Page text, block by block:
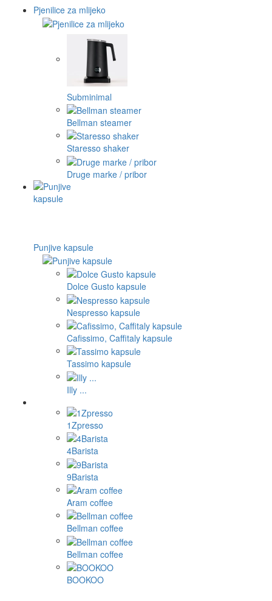
Pjenilice za mlijeko
Subminimal
Bellman steamer
Staresso shaker
Druge marke / pribor
Punjive kapsule
Dolce Gusto kapsule
Nespresso kapsule
Cafissimo, Caffitaly kapsule
Tassimo kapsule
Illy ...
1Zpresso
4Barista
9Barista
Aram coffee
Bellman coffee
Bellman coffee
BOOKOO